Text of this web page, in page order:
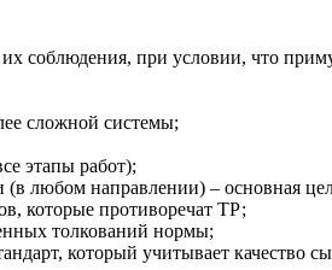
их соблюдения, при условии, что
сложной системы;
этапы работ);
(в любом направлении) – основная
которые противоречат ТР;
толкований нормы;
который учитывает качество